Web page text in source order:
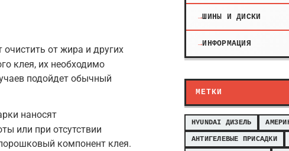
от жира и других
клея, их необходимо
подойдет обычный
наносят
или при отсутствии
компонент клея.
ШИНЫ И ДИСКИ
ИНФОРМАЦИЯ
МЕТКИ
HYUNDAI ДИЗЕЛЬ
АНТИГЕЛЕВЫЕ ПРИСАДКИ